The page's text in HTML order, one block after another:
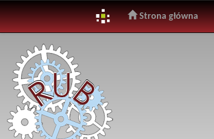
navigation
Strona główna